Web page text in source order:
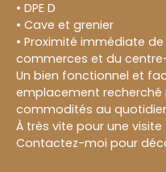
• DPE D
• Cave et grenier
• Proximité immédiate
commerces et du
Un bien fonctionnel et
emplacement
commodités au
À très vite pour une visite
Contactez-moi pour